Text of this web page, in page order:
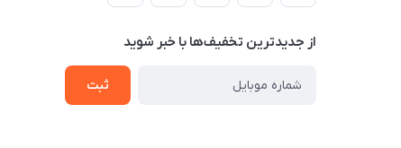
از جدید‌ترین تخفیف‌ها با‌ خبر شوید
ثبت